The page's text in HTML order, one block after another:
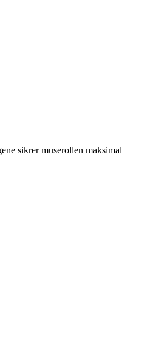
sikrer muserollen maksimal